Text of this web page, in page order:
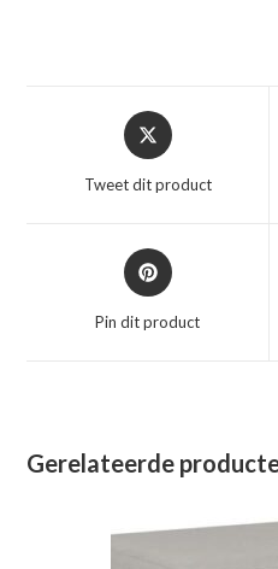
Opent
in
nieuw
Tweet dit product
Opent
in
nieuw
Pin dit product
Gerelateerde